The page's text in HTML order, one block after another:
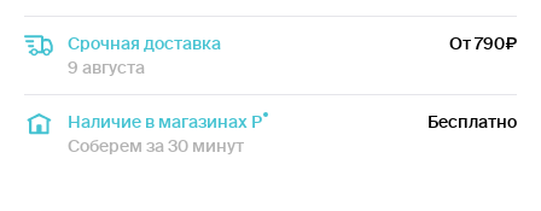
Срочная доставка
9 августа
От 790
Наличие в магазинах Р
Соберем за 30 минут
Бесплатно